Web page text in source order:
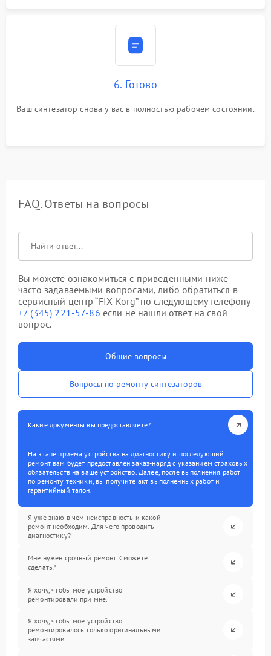
6. Готово
Ваш синтезатор снова у вас в полностью рабочем состоянии.
FAQ. Ответы на вопросы
Вы можете ознакомиться с приведенными ниже
часто задаваемыми вопросами, либо обратиться в
сервисный центр “FIX-Korg” по следующему телефону
+7 (345) 221-57-86 если не нашли ответ на свой
вопрос.
Общие вопросы
Вопросы по ремонту синтезаторов
Какие документы вы предоставляете?
На этапе приема устройства на диагностику и последующий
ремонт вам будет предоставлен заказ-наряд с указанием страховых
обязательств на ваше устройство. Далее, после выполнения работ
по ремонту техники, вы получите акт выполненных работ и
гарантийный талон.
Я уже знаю в чем неисправность и какой
ремонт необходим. Для чего проводить
диагностику?
Мне нужен срочный ремонт. Сможете
сделать?
Я хочу, чтобы мое устройство
ремонтировали при мне.
Я хочу, чтобы мое устройство
ремонтировалось только оригинальными
запчастями.